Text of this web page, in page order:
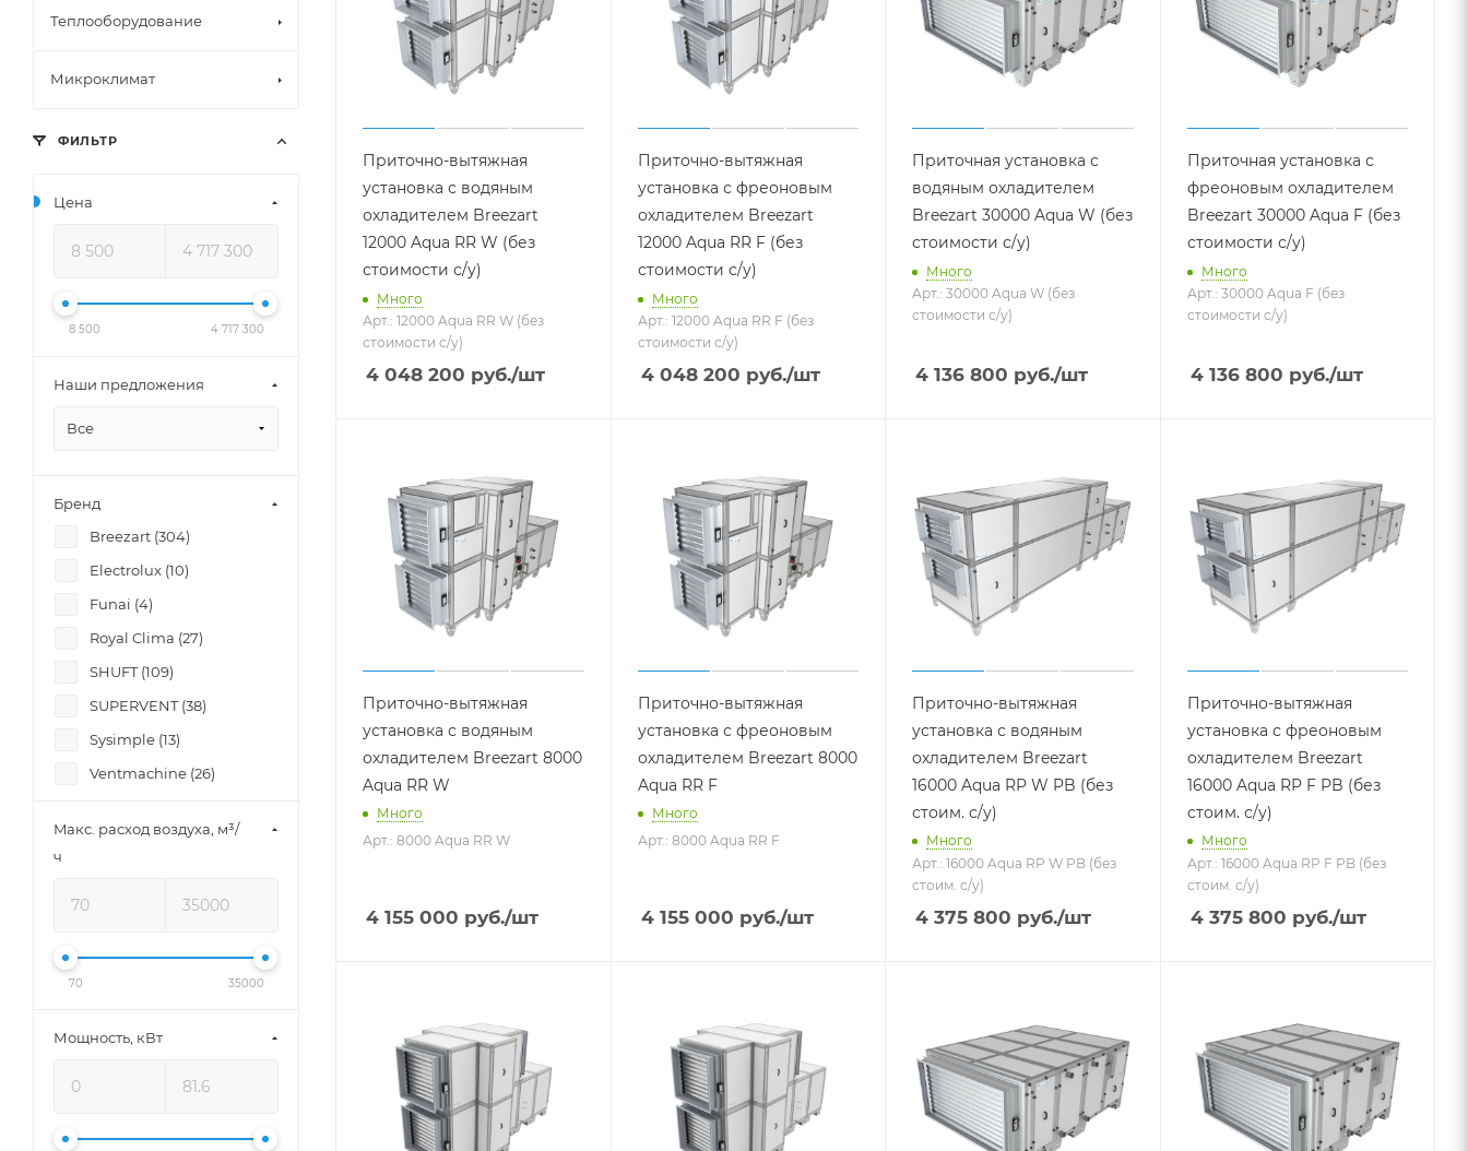
Приточно-вытяжная
установка с водяным
охладителем Breezart
12000 Aqua RR W (без
стоимости с/у)
Много
Арт.: 12000 Aqua RR W (без
стоимости с/у)
4 048 200 руб./шт
Приточно-вытяжная
установка с фреоновым
охладителем Breezart
12000 Aqua RR F (без
стоимости с/у)
Много
Арт.: 12000 Aqua RR F (без
стоимости с/у)
4 048 200 руб./шт
Приточная установка с
водяным охладителем
Breezart 30000 Aqua W (без
стоимости с/у)
Много
Арт.: 30000 Aqua W (без
стоимости с/у)
4 136 800 руб./шт
Приточная установка с
фреоновым охладителем
Breezart 30000 Aqua F (без
стоимости с/у)
Много
Арт.: 30000 Aqua F (без
стоимости с/у)
4 136 800 руб./шт
Приточно-вытяжная
установка с водяным
охладителем Breezart 8000
Aqua RR W
Много
Арт.: 8000 Aqua RR W
4 155 000 руб./шт
Приточно-вытяжная
установка с фреоновым
охладителем Breezart 8000
Aqua RR F
Много
Арт.: 8000 Aqua RR F
4 155 000 руб./шт
Приточно-вытяжная
установка с водяным
охладителем Breezart
16000 Aqua RP W PB (без
стоим. с/у)
Много
Арт.: 16000 Aqua RP W PB (без
стоим. с/у)
4 375 800 руб./шт
Приточно-вытяжная
установка с фреоновым
охладителем Breezart
16000 Aqua RP F PB (без
стоим. с/у)
Много
Арт.: 16000 Aqua RP F PB (без
стоим. с/у)
4 375 800 руб./шт
Теплооборудование
Микроклимат
ФИЛЬТР
Цена
8 500 4 717 300
Наши предложения
Все
Бренд
Breezart (304)
Electrolux (10)
Funai (4)
Royal Clima (27)
SHUFT (109)
SUPERVENT (38)
Sysimple (13)
Ventmachine (26)
ZILON ( 60
Maкс. расход воздуха, м³/
ч
70 35000
Мощность, кВт